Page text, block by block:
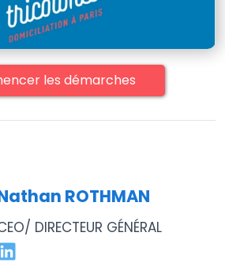
les démarches
ROTHMAN
DIRECTEUR GÉNÉRAL